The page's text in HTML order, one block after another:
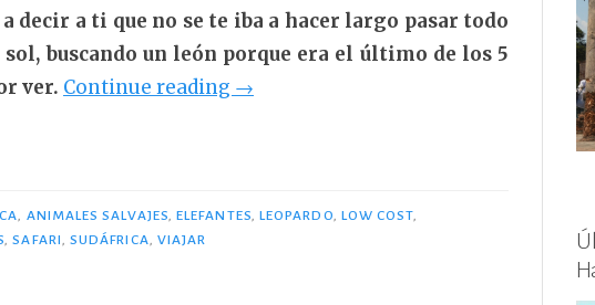
decir a ti que no se te iba a hacer largo pasar todo
buscando un león porque era el último de los 5
ver. Continue reading «Safari
Kruger»
→
, ANIMALES SALVAJES,ELEFANTES, LEOPARDO, LOW COST,
,SAFARI, SUDÁFRICA, VIAJAR